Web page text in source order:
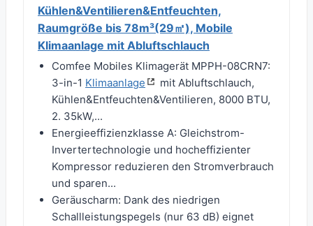
Kühlen&Ventilieren&Entfeuchten,
Raumgröße bis 78m³(29㎡), Mobile
Klimaanlage mit Abluftschlauch
Comfee Mobiles Klimagerät MPPH-08CRN7:
3-in-1 Klimaanlage
mit Abluftschlauch,
Kühlen&Entfeuchten&Ventilieren, 8000 BTU,
2. 35kW,...
Energieeffizienzklasse A: Gleichstrom-
Invertertechnologie und hocheffizienter
Kompressor reduzieren den Stromverbrauch
und sparen...
Geräuscharm: Dank des niedrigen
Schallleistungspegels (nur 63 dB) eignet